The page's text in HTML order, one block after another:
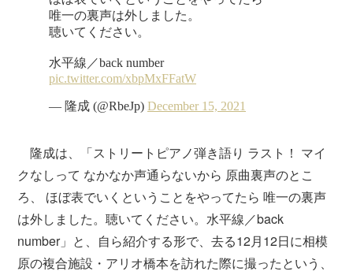
隆成は、「ストリートピアノ弾き語り ラスト！ マイ
クなしって なかなか声通らないから 原曲裏声のとこ
ろ、 ほぼ表でいくということをやってたら 唯一の裏声
は外しました。聴いてください。水平線／back
number」と、自ら紹介する形で、去る12月12日に相模
原の複合施設・アリオ橋本を訪れた際に撮ったという、